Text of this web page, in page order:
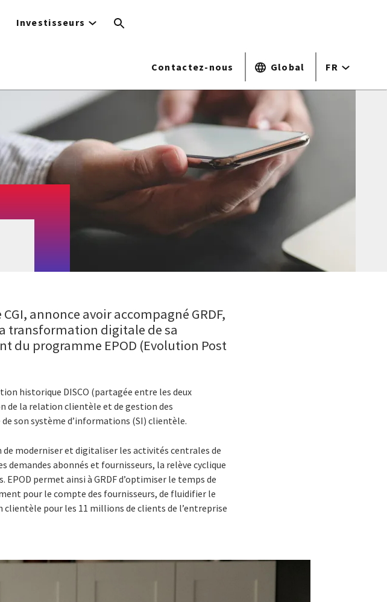
Investisseurs
Contactez-nous Global FR
annonce avoir accompagné GRDF,
transformation digitale de sa
du programme EPOD (Evolution Post
historique DISCO (partagée entre les deux
de la relation clientèle et de gestion des
son système d’informations (SI) clientèle.
de moderniser et digitaliser les activités centrales de
abonnés et fournisseurs, la relève cyclique
permet ainsi à GRDF d’optimiser le temps de
pour le compte des fournisseurs, de fluidifier le
pour les 11 millions de clients de l’entreprise